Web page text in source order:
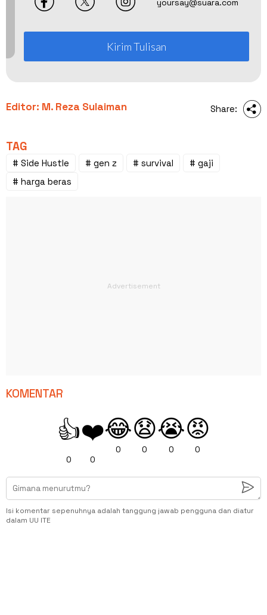
yoursay@suara.com
Kirim Tulisan
Editor: M. Reza Sulaiman Share:
TAG
# Side Hustle # gen z # survival
# gaji
# harga beras
KOMENTAR
👍
0
❤️
0
😂
0
😧
0
😭
0
😡
0
Isi komentar sepenuhnya adalah tanggung jawab pengguna dan diatur
dalam UU ITE